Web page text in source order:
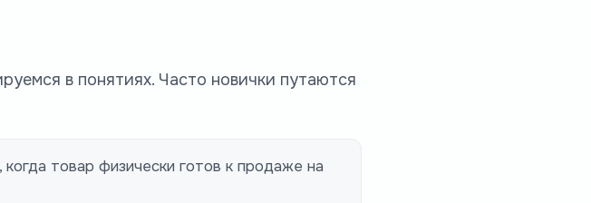
в понятиях. Часто новички путаются
товар физически готов к продаже на